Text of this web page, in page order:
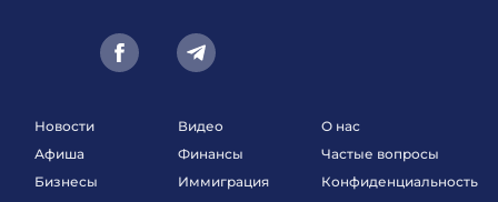
Новости
Афиша
Бизнесы
Видео
Финансы
Иммиграция
О нас
Частые вопросы
Конфиденциальность